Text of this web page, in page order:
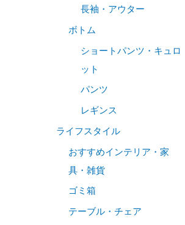
長袖・アウター
ボトム
ショートパンツ・キュロ
ット
パンツ
レギンス
ライフスタイル
おすすめインテリア・家
具・雑貨
ゴミ箱
テーブル・チェア